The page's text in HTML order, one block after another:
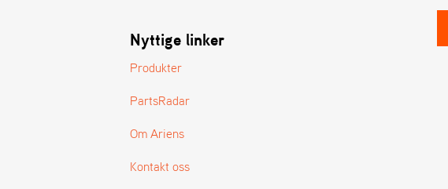
Nyttige linker
Produkter
PartsRadar
Om Ariens
Kontakt oss